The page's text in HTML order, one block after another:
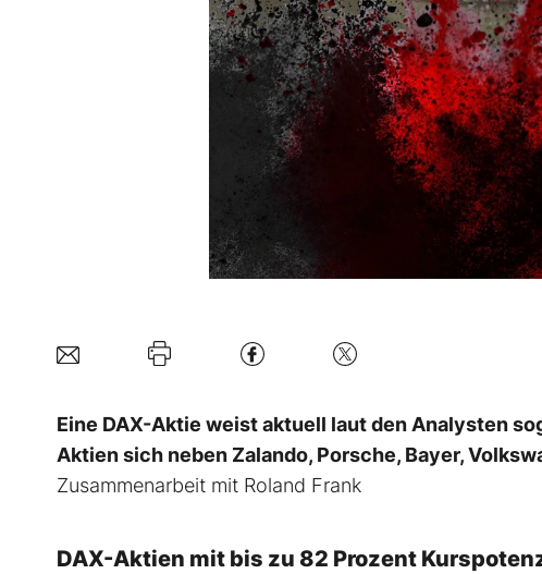
Kontakt
Eine DAX-Aktie weist aktuell laut den Analysten
Aktien sich neben Zalando, Porsche, Bayer,
Zusammenarbeit mit Roland Frank
DAX-Aktien mit bis zu 82 Prozent